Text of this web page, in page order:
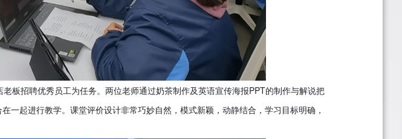
板招聘优秀员工为任务。两位老师通过奶茶制作及英语宣传海报PPT的制作与解说把
一起进行教学。课堂评价设计非常巧妙自然，模式新颖，动静结合，学习目标明确，